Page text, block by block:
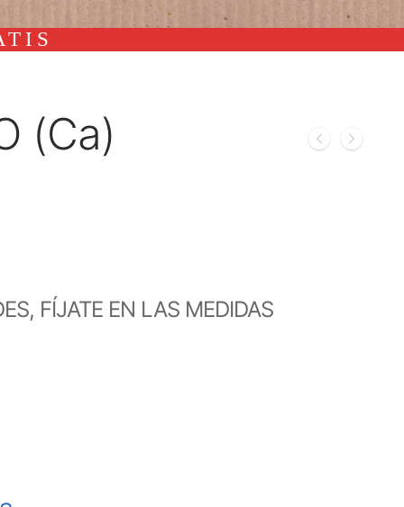
(Ca)
FÍJATE EN LAS MEDIDAS